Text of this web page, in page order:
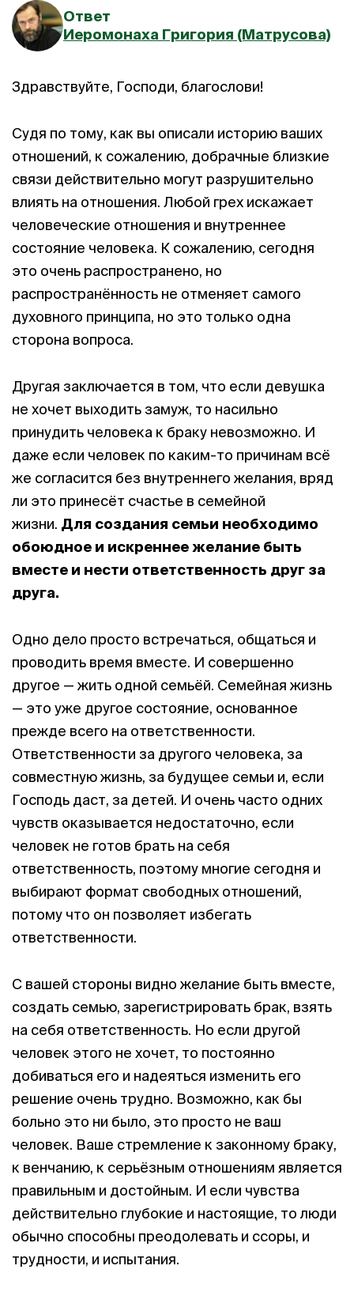
Ответ
Иеромонаха Григория (Матрусова)
Здравствуйте, Господи, благослови!
Судя по тому, как вы описали историю ваших
отношений, к сожалению, добрачные близкие
связи действительно могут разрушительно
влиять на отношения. Любой грех искажает
человеческие отношения и внутреннее
состояние человека. К сожалению, сегодня
это очень распространено, но
распространённость не отменяет самого
духовного принципа, но это только одна
сторона вопроса.
Другая заключается в том, что если девушка
не хочет выходить замуж, то насильно
принудить человека к браку невозможно. И
даже если человек по каким-то причинам всё
же согласится без внутреннего желания, вряд
ли это принесёт счастье в семейной
жизни. Для создания семьи необходимо
обоюдное и искреннее желание быть
вместе и нести ответственность друг за
друга.
Одно дело просто встречаться, общаться и
проводить время вместе. И совершенно
другое — жить одной семьёй. Семейная жизнь
— это уже другое состояние, основанное
прежде всего на ответственности.
Ответственности за другого человека, за
совместную жизнь, за будущее семьи и, если
Господь даст, за детей. И очень часто одних
чувств оказывается недостаточно, если
человек не готов брать на себя
ответственность, поэтому многие сегодня и
выбирают формат свободных отношений,
потому что он позволяет избегать
ответственности.
С вашей стороны видно желание быть вместе,
создать семью, зарегистрировать брак, взять
на себя ответственность. Но если другой
человек этого не хочет, то постоянно
добиваться его и надеяться изменить его
решение очень трудно. Возможно, как бы
больно это ни было, это просто не ваш
человек. Ваше стремление к законному браку,
к венчанию, к серьёзным отношениям является
правильным и достойным. И если чувства
действительно глубокие и настоящие, то люди
обычно способны преодолевать и ссоры, и
трудности, и испытания.